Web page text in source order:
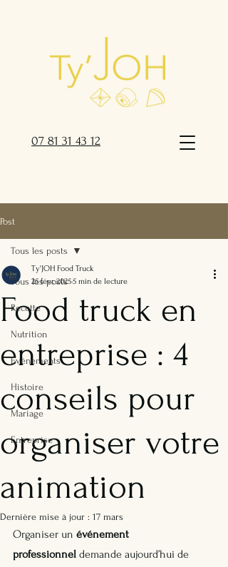
07 81 31 43 12
Post
Tous les posts
Recette
Nutrition
Evénements
Histoire
Mariage
Entreprise
Tous les posts
Food truck en
entreprise : 4
conseils pour
organiser votre
animation
Ty'JOH Food Truck
25 févr. 20255 min de lecture
Dernière mise à jour : 17 mars
Organiser un événement
professionnel demande aujourd’hui de